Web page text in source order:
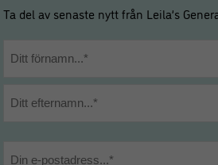
Ta del av senaste nytt från Leila’s